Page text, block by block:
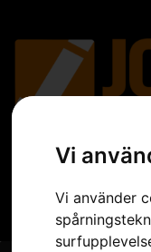
Vi
Vi använder